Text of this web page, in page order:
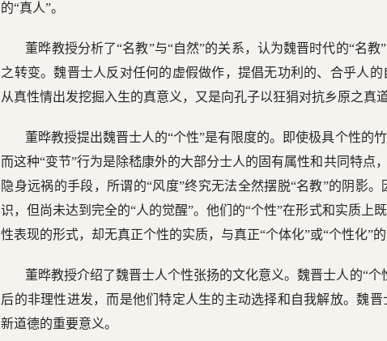
的“真人”。
董晔教授分析了“名教”与“自然”的关系，认为魏晋时代的“名
之转变。魏晋士人反对任何的虚假做作，提倡无功利的、合乎人
从真性情出发挖掘入生的真意义，又是向孔子以狂狷对抗乡原之真
董晔教授提出魏晋士人的“个性”是有限度的。即使极具个性的
而这种“变节”行为是除嵇康外的大部分士人的固有属性和共同特点
隐身远祸的手段，所谓的“风度”终究无法全然摆脱“名教”的阴影
识，但尚未达到完全的“人的觉醒”。他们的“个性”在形式和实质上
性表现的形式，却无真正个性的实质，与真正“个体化”或“个性化”
董晔教授介绍了魏晋士人个性张扬的文化意义。魏晋士人的“
后的非理性进发，而是他们特定人生的主动选择和自我解放。魏
新道德的重要意义。